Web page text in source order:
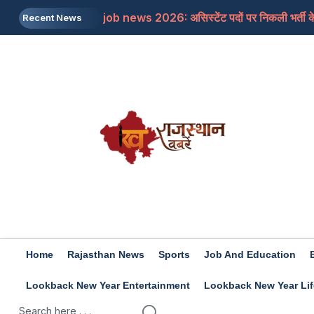
Recent News
job news 2026: असिस्टेंट पदों पर निकली भर्ती
Rashifal 9 aug 2026: इन राशियों के जातकों के
Home Rajasthan News Sports Job And Education
Lookback New Year Entertainment Lookback New Year